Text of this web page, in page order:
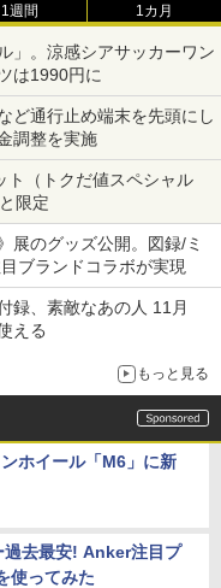
1週間 1カ月
」。涼感シアサッカーワン
は1990円に
ど通行止め端末を先頭にし
調整を実施
ト（トクだ値スペシャル
限定
展のグッズ公開。図録/ミ
ブランドコラボが実現
録、素敵なあの人 11月
える
もっと見る
ホイール「M6」に新
去最安! Anker注目プ
使ってみた